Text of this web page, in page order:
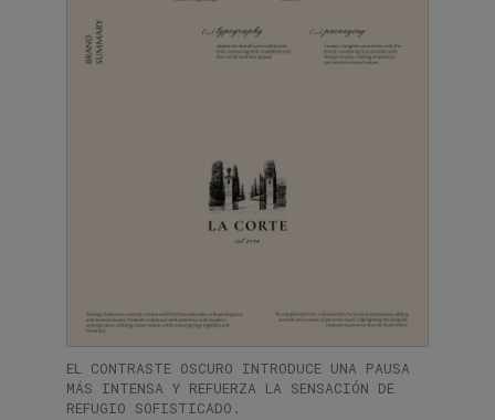
EL CONTRASTE OSCURO INTRODUCE UNA PAUSA
MÁS INTENSA Y REFUERZA LA SENSACIÓN DE
REFUGIO SOFISTICADO.